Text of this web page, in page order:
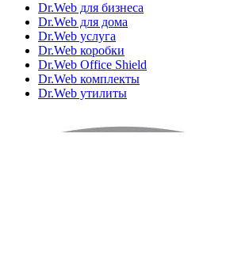
Dr.Web для бизнеса
Dr.Web для дома
Dr.Web услуга
Dr.Web коробки
Dr.Web Office Shield
Dr.Web комплекты
Dr.Web утилиты